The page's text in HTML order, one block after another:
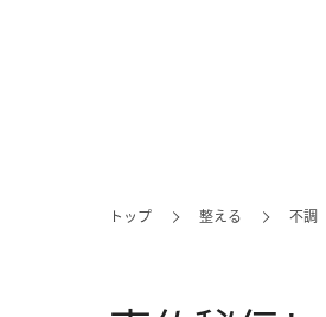
トップ 整える 不調